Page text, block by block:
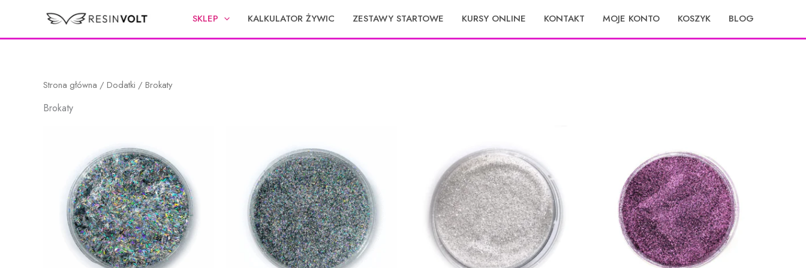
treści
SKLEP KALKULATOR ŻYWIC ZESTAWY STARTOWE KURSY ONLINE KONTAKT MOJE KONTO KOSZYK BLOG
Strona główna / Dodatki / Brokaty
Brokaty